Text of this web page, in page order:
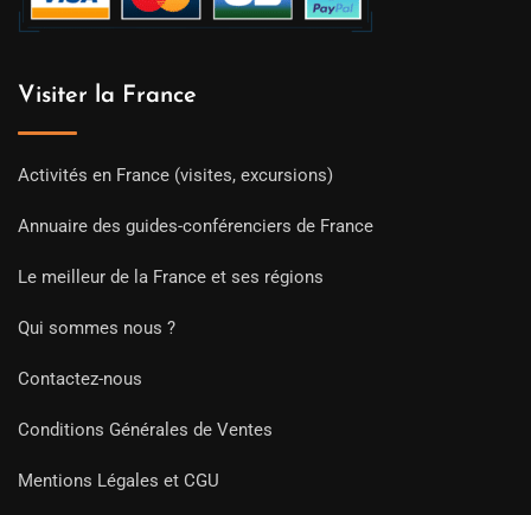
Visiter la France
Activités en France (visites, excursions)
Annuaire des guides-conférenciers de France
Le meilleur de la France et ses régions
Qui sommes nous ?
Contactez-nous
Conditions Générales de Ventes
Mentions Légales et CGU